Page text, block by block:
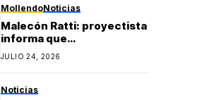
provincia de Islay
MollendoNoticias
Malecón Ratti: proyectista
informa que
observaciones técnicas
mantienen paralizada la
agosto
JULIO 24, 2026
Noticias